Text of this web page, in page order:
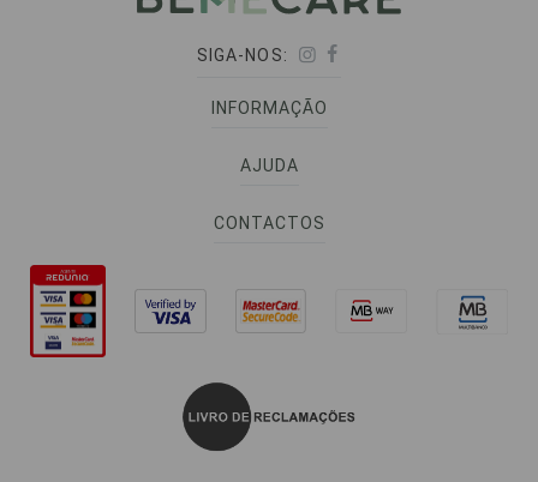
SIGA-NOS:
INFORMAÇÃO
AJUDA
CONTACTOS